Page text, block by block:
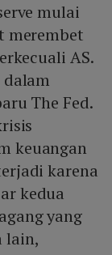
mulai
merembet
AS.
The Fed.
keuangan
karena
kedua
yang
lain,